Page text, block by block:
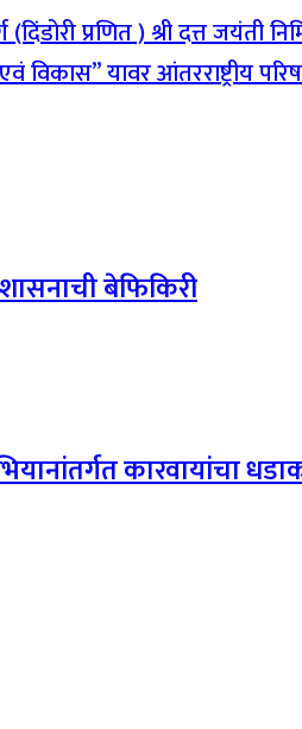
प्रणित ) श्री दत्त जयंती
विकास” यावर आंतरराष्ट्रीय
बेफिकिरी
कारवायांचा